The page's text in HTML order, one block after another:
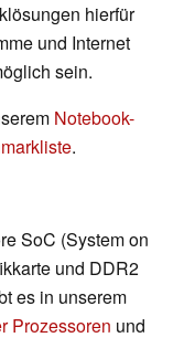
hierfür
und Internet
sein.
Notebook-
.
SoC (System on
und DDR2
es in unserem
Prozessoren und